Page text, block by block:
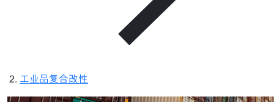
工业品复合改性